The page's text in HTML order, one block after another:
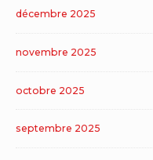
décembre 2025
novembre 2025
octobre 2025
septembre 2025